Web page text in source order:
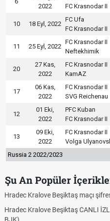
2022
FC Krasnodar II
10 18 Eyl, 2022
FC Ufa
FC Krasnodar II
11 25 Eyl, 2022
FC Krasnodar II
Neftekhimik
20
27 Kas,
2022
FC Krasnodar II
KamAZ
17
06 Kas,
2022
FC Krasnodar II
SVG Reichenau
12
01 Eki,
2022
PFC Kuban
FC Krasnodar II
13
09 Eki,
2022
FC Krasnodar II
Volga
Russia 2 2022/2023
Şu An Popüler
Hradec Kralove - Beşiktaş
Hradec Kralove Beşiktaş